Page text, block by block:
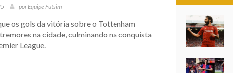
porEquipe Futsim
os gols da vitória sobre o Tottenham
na cidade, culminando na conquista
League.